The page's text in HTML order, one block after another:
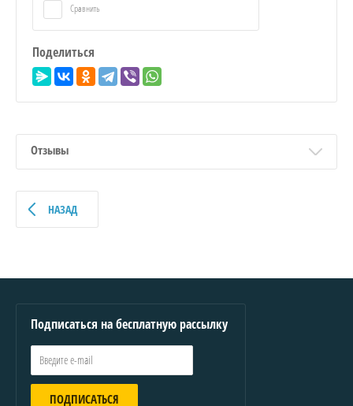
Сравнить
Поделиться
Отзывы
НАЗАД
Подписаться на бесплатную рассылку
ПОДПИСАТЬСЯ